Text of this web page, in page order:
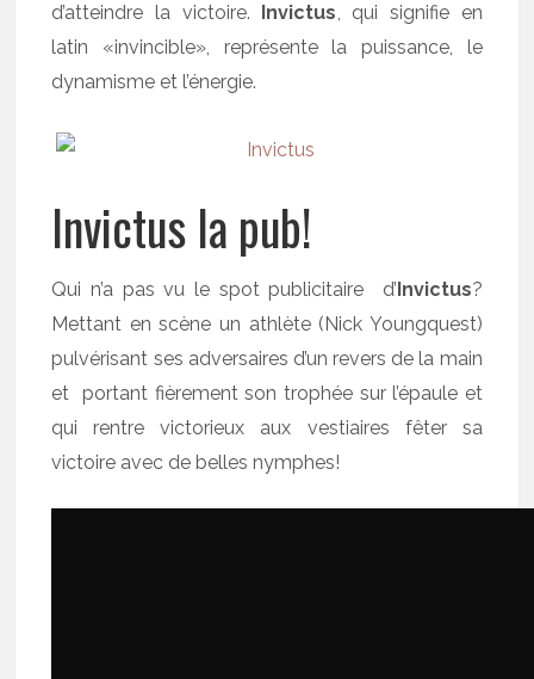
d’atteindre la victoire. Invictus, qui signifie en
latin «invincible», représente la puissance, le
dynamisme et l’énergie.
Invictus la pub!
Qui n’a pas vu le spot publicitaire d’Invictus?
Mettant en scène un athlète (Nick Youngquest)
pulvérisant ses adversaires d’un revers de la main
et portant fièrement son trophée sur l’épaule et
qui rentre victorieux aux vestiaires fêter sa
victoire avec de belles nymphes!